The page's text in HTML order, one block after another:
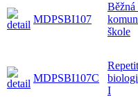
MDPSBI107
Běžná
škole
MDPSBI107C
I